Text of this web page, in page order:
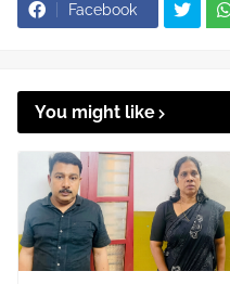
Facebook
You might like